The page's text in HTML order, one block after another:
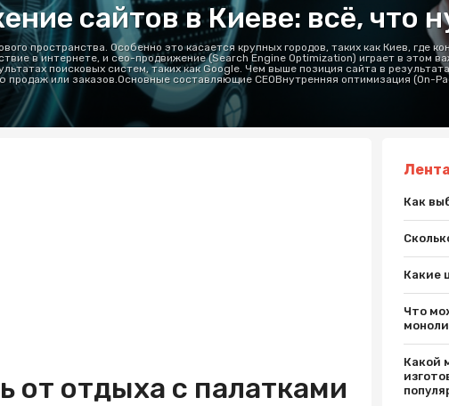
сайтов в Киеве: всё, что
пространства. Особенно это касается крупных городов, таких как Киев, где
в интернете, и сео-продвижение (Search Engine Optimization) играет в этом
поисковых систем, таких как Google. Чем выше позиция сайта в
продаж или заказов.Основные составляющие СЕОВнутренняя оптимизация (On-
отдыха с палатками
Как
Какие
Что
Какой